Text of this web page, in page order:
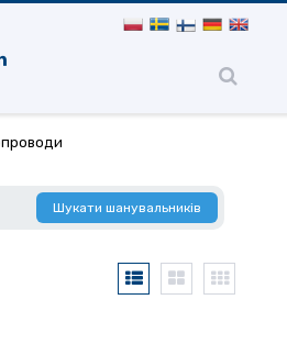
Шукати шанувальників